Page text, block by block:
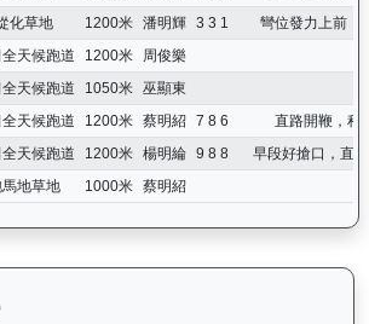
化草地 1200米 潘明輝 3 3 1
彎位發力上前，
天候跑道 1200米
周俊樂
天候跑道 1050米 巫顯東
天候跑道 1200米 蔡明紹 7 8 6
直路開鞭，稍
天候跑道 1200米 楊明綸 9 8 8
早段好搶口，直
馬地草地 1000米 蔡明紹
運來伍寶（J153）— 傷患紀錄：查看馬匹完整